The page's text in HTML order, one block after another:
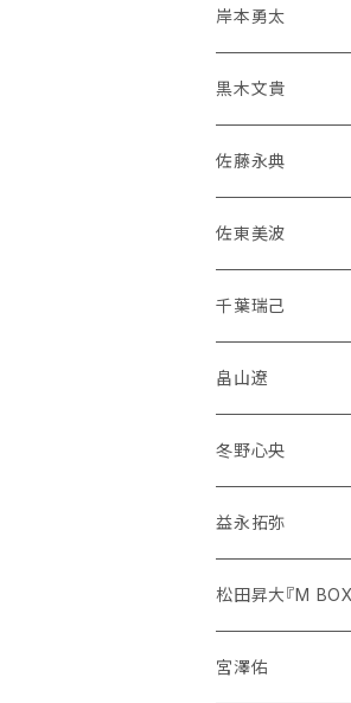
岸本勇太
黒木文貴
佐藤永典
佐東美波
千葉瑞己
畠山遼
冬野心央
益永拓弥
松田昇大『M BOX
宮澤佑